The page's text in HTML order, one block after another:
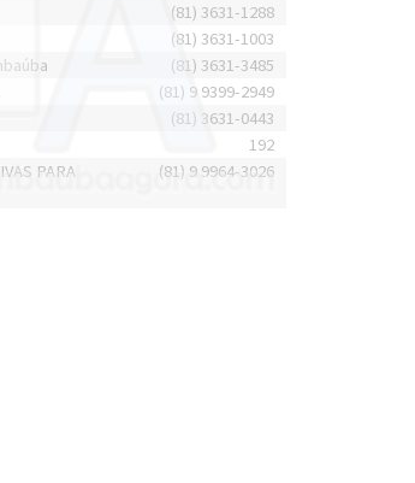
(81) 3631-1288
(81) 3631-1003
(81) 3631-3485
(81) 9 9399-2949
(81) 3631-0443
192
PARA
(81) 9 9964-3026